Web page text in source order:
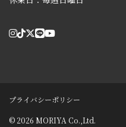
プライバシーポリシー
© 2026 MORIYA Co.,Ltd.